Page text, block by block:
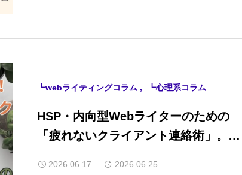
┗webライティングコラム ┗心理系コラム
HSP・内向型Webライターのための
「疲れないクライアント連絡術」。即
2026.06.17 2026.06.25